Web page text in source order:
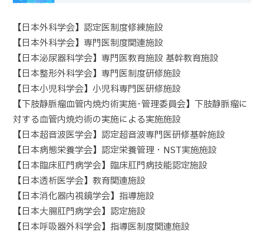
【日本外科学会】認定医制度修練施設
【日本外科学会】専門医制度関連施設
【日本泌尿器科学会】専門医教育施設 基幹教育施設
【日本整形外科学会】専門医制度研修施設
【日本小児科学会】小児科専門医研修施設
【下肢静脈瘤血管内焼灼術実施･管理委員会】下肢静脈瘤に
対する血管内焼灼術の実施による実施施設
【日本超音波医学会】認定超音波専門医研修基幹施設
【日本病態栄養学会】認定栄養管理・NST実施施設
【日本臨床肛門病学会】臨床肛門病技能認定施設
【日本透析医学会】教育関連施設
【日本消化器内視鏡学会】指導施設
【日本大腸肛門病学会】認定施設
【日本呼吸器外科学会】指導医制度関連施設